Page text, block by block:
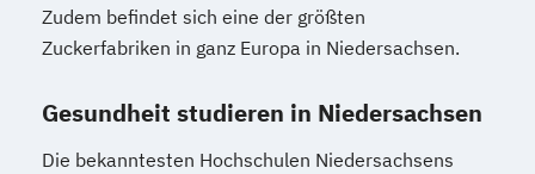
Zudem befindet sich eine der größten
Zuckerfabriken in ganz Europa in Niedersachsen.
Gesundheit studieren in Niedersachsen
Die bekanntesten Hochschulen Niedersachsens